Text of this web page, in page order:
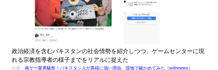
政治経済を含むパキスタンの社会情勢を紹介しつつ、ゲームセンターに現
れる宗教指導者の様子までをリアルに捉えた
出典： 格ゲー業界騒然！パキスタン人が異様に強い理由、現地で確かめてみた（withnews）